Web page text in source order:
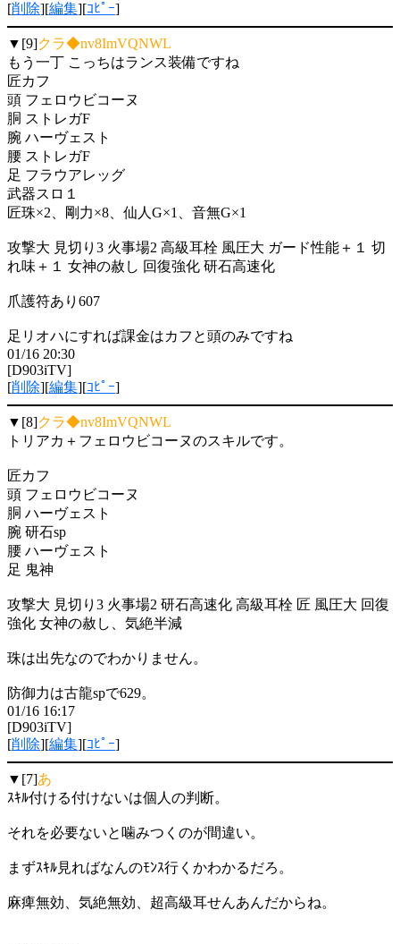
[削除][編集][ｺﾋﾟｰ]
▼[9]クラ◆nv8ImVQNWL
もう一丁 こっちはランス装備ですね
匠カフ
頭 フェロウビコーヌ
胴 ストレガF
腕 ハーヴェスト
腰 ストレガF
足 フラウアレッグ
武器スロ１
匠珠×2、剛力×8、仙人G×1、音無G×1
攻撃大 見切り3 火事場2 高級耳栓 風圧大 ガード性能＋１ 切
れ味＋１ 女神の赦し 回復強化 研石高速化
爪護符あり607
足リオハにすれば課金はカフと頭のみですね
01/16 20:30
[D903iTV]
[削除][編集][ｺﾋﾟｰ]
▼[8]クラ◆nv8ImVQNWL
トリアカ＋フェロウビコーヌのスキルです。
匠カフ
頭 フェロウビコーヌ
胴 ハーヴェスト
腕 研石sp
腰 ハーヴェスト
足 鬼神
攻撃大 見切り3 火事場2 研石高速化 高級耳栓 匠 風圧大 回復
強化 女神の赦し、気絶半減
珠は出先なのでわかりません。
防御力は古龍spで629。
01/16 16:17
[D903iTV]
[削除][編集][ｺﾋﾟｰ]
▼[7]あ
ｽｷﾙ付ける付けないは個人の判断。
それを必要ないと噛みつくのが間違い。
まずｽｷﾙ見ればなんのﾓﾝｽ行くかわかるだろ。
麻痺無効、気絶無効、超高級耳せんあんだからね。